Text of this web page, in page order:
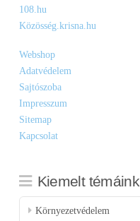
108.hu
Közösség.krisna.hu
Webshop
Adatvédelem
Sajtószoba
Impresszum
Sitemap
Kapcsolat
Kiemelt témáink
Környezetvédelem